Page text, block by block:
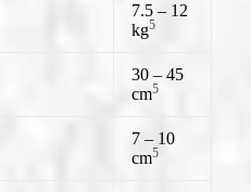
7.5 – 12
kg5
30 – 45
cm5
7 – 10
cm5